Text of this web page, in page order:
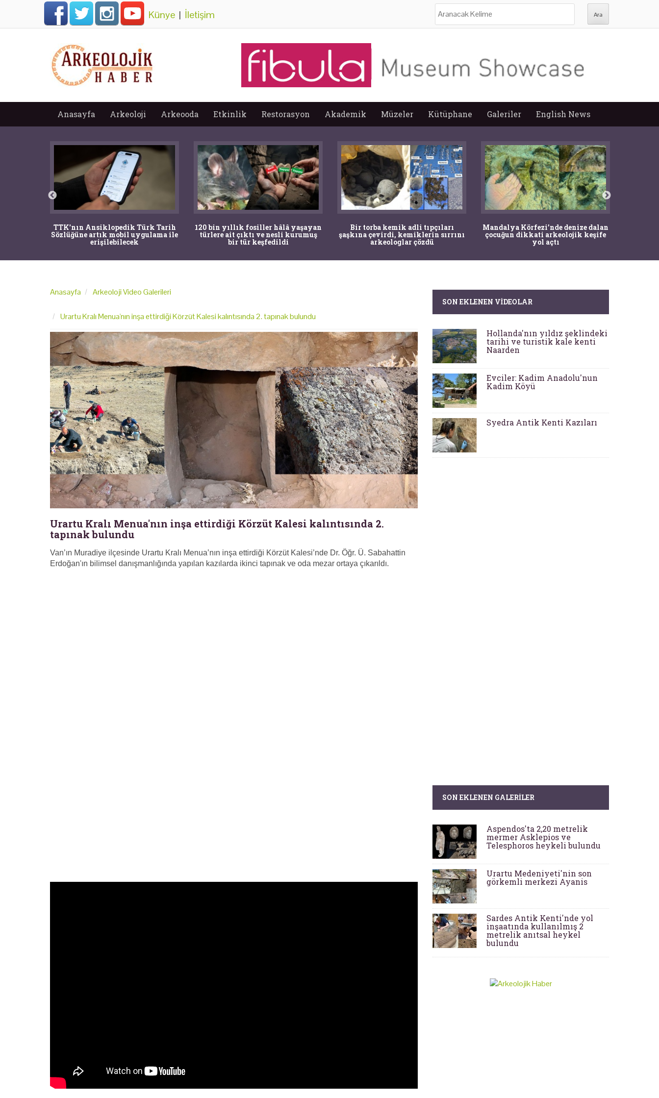
Künye | İletişim
Anasayfa Arkeoloji Arkeooda Etkinlik Restorasyon Akademik Müzeler Kütüphane Galeriler English News
TTK'nın Ansiklopedik Türk Tarih
Sözlüğüne artık mobil uygulama ile
erişilebilecek
120 bin yıllık fosiller hâlâ yaşayan
türlere ait çıktı ve nesli kurumuş
bir tür keşfedildi
Bir torba kemik adli tıpçıları
şaşkına çevirdi, kemiklerin sırrını
arkeologlar çözdü
Mandalya Körfezi’nde denize dalan
çocuğun dikkati arkeolojik keşife
yol açtı
Anasayfa Arkeoloji Video Galerileri
Urartu Kralı Menua'nın inşa ettirdiği Körzüt Kalesi kalıntısında 2. tapınak bulundu
Urartu Kralı Menua'nın inşa ettirdiği Körzüt Kalesi kalıntısında 2.
tapınak bulundu
Van’ın Muradiye ilçesinde Urartu Kralı Menua’nın inşa ettirdiği Körzüt Kalesi’nde Dr. Öğr. Ü. Sabahattin
Erdoğan'ın bilimsel danışmanlığında yapılan kazılarda ikinci tapınak ve oda mezar ortaya çıkarıldı.
SON EKLENEN VIDEOLAR
Hollanda'nın yıldız şeklindeki
tarihi ve turistik kale kenti
Naarden
Evciler: Kadim Anadolu'nun
Kadim Köyü
Syedra Antik Kenti Kazıları
SON EKLENEN GALERILER
Aspendos'ta 2,20 metrelik
mermer Asklepios ve
Telesphoros heykeli bulundu
Urartu Medeniyeti'nin son
görkemli merkezi Ayanis
Sardes Antik Kenti'nde yol
inşaatında kullanılmış 2
metrelik anıtsal heykel
bulundu